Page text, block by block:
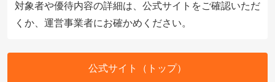
対象者や優待内容の詳細は、公式サイトをご確認いただ
くか、運営事業者にお確かめください。
公式サイト（トップ）